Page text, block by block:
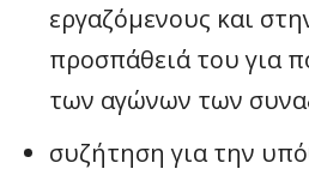
εργαζόμενους και
προσπάθειά του για
των αγώνων των
συζήτηση για την